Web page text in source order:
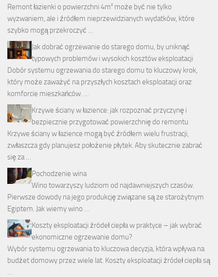
Remont łazienki o powierzchni 4m² może być nie tylko
wyzwaniem, ale i źródłem nieprzewidzianych wydatków, które
szybko mogą przekroczyć …
Jak dobrać ogrzewanie do starego domu, by uniknąć
typowych problemów i wysokich kosztów eksploatacji
Dobór systemu ogrzewania do starego domu to kluczowy krok,
który może zaważyć na przyszłych kosztach eksploatacji oraz
komforcie mieszkańców. …
Krzywe ściany w łazience: jak rozpoznać przyczynę i
bezpiecznie przygotować powierzchnię do remontu
Krzywe ściany w łazience mogą być źródłem wielu frustracji,
zwłaszcza gdy planujesz położenie płytek. Aby skutecznie zabrać
się za …
Pochodzenie wina
Wino towarzyszy ludziom od najdawniejszych czasów.
Pierwsze dowody na jego produkcję związane są ze starożytnym
Egiptem. Jak wiemy wino …
Koszty eksploatacji źródeł ciepła w praktyce – jak wybrać
ekonomiczne ogrzewanie domu?
Wybór systemu ogrzewania to kluczowa decyzja, która wpływa na
budżet domowy przez wiele lat. Koszty eksploatacji źródeł ciepła są
…